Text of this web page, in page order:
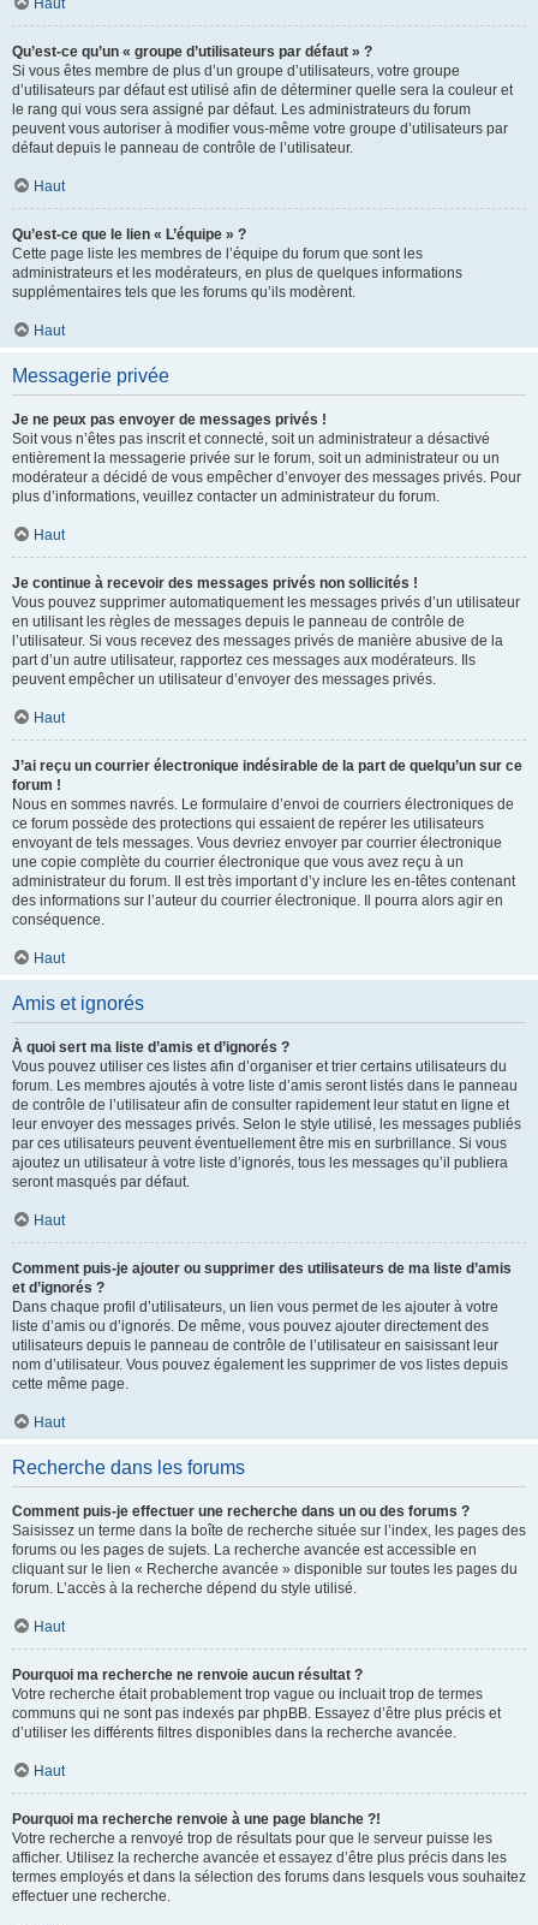
Haut
Qu’est-ce qu’un « groupe d’utilisateurs par défaut » ?
Si vous êtes membre de plus d’un groupe d’utilisateurs, votre groupe
d’utilisateurs par défaut est utilisé afin de déterminer quelle sera la couleur et
le rang qui vous sera assigné par défaut. Les administrateurs du forum
peuvent vous autoriser à modifier vous-même votre groupe d’utilisateurs par
défaut depuis le panneau de contrôle de l’utilisateur.
Haut
Qu’est-ce que le lien « L’équipe » ?
Cette page liste les membres de l’équipe du forum que sont les
administrateurs et les modérateurs, en plus de quelques informations
supplémentaires tels que les forums qu’ils modèrent.
Haut
Messagerie privée
Je ne peux pas envoyer de messages privés !
Soit vous n’êtes pas inscrit et connecté, soit un administrateur a désactivé
entièrement la messagerie privée sur le forum, soit un administrateur ou un
modérateur a décidé de vous empêcher d’envoyer des messages privés. Pour
plus d’informations, veuillez contacter un administrateur du forum.
Haut
Je continue à recevoir des messages privés non sollicités !
Vous pouvez supprimer automatiquement les messages privés d’un utilisateur
en utilisant les règles de messages depuis le panneau de contrôle de
l’utilisateur. Si vous recevez des messages privés de manière abusive de la
part d’un autre utilisateur, rapportez ces messages aux modérateurs. Ils
peuvent empêcher un utilisateur d’envoyer des messages privés.
Haut
J’ai reçu un courrier électronique indésirable de la part de quelqu’un sur ce
forum !
Nous en sommes navrés. Le formulaire d’envoi de courriers électroniques de
ce forum possède des protections qui essaient de repérer les utilisateurs
envoyant de tels messages. Vous devriez envoyer par courrier électronique
une copie complète du courrier électronique que vous avez reçu à un
administrateur du forum. Il est très important d’y inclure les en-têtes contenant
des informations sur l’auteur du courrier électronique. Il pourra alors agir en
conséquence.
Haut
Amis et ignorés
À quoi sert ma liste d’amis et d’ignorés ?
Vous pouvez utiliser ces listes afin d’organiser et trier certains utilisateurs du
forum. Les membres ajoutés à votre liste d’amis seront listés dans le panneau
de contrôle de l’utilisateur afin de consulter rapidement leur statut en ligne et
leur envoyer des messages privés. Selon le style utilisé, les messages publiés
par ces utilisateurs peuvent éventuellement être mis en surbrillance. Si vous
ajoutez un utilisateur à votre liste d’ignorés, tous les messages qu’il publiera
seront masqués par défaut.
Haut
Comment puis-je ajouter ou supprimer des utilisateurs de ma liste d’amis
et d’ignorés ?
Dans chaque profil d’utilisateurs, un lien vous permet de les ajouter à votre
liste d’amis ou d’ignorés. De même, vous pouvez ajouter directement des
utilisateurs depuis le panneau de contrôle de l’utilisateur en saisissant leur
nom d’utilisateur. Vous pouvez également les supprimer de vos listes depuis
cette même page.
Haut
Recherche dans les forums
Comment puis-je effectuer une recherche dans un ou des forums ?
Saisissez un terme dans la boîte de recherche située sur l’index, les pages des
forums ou les pages de sujets. La recherche avancée est accessible en
cliquant sur le lien « Recherche avancée » disponible sur toutes les pages du
forum. L’accès à la recherche dépend du style utilisé.
Haut
Pourquoi ma recherche ne renvoie aucun résultat ?
Votre recherche était probablement trop vague ou incluait trop de termes
communs qui ne sont pas indexés par phpBB. Essayez d’être plus précis et
d’utiliser les différents filtres disponibles dans la recherche avancée.
Haut
Pourquoi ma recherche renvoie à une page blanche ?!
Votre recherche a renvoyé trop de résultats pour que le serveur puisse les
afficher. Utilisez la recherche avancée et essayez d’être plus précis dans les
termes employés et dans la sélection des forums dans lesquels vous souhaitez
effectuer une recherche.